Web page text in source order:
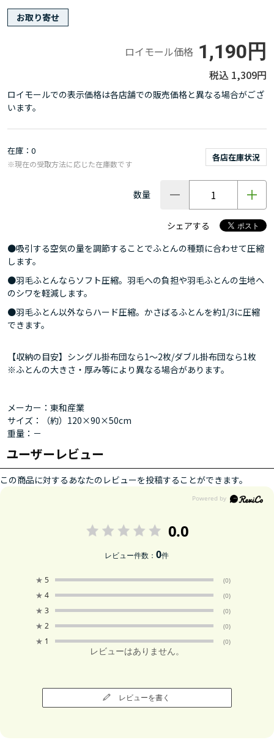
お取り寄せ
ロイモール価格 1,190円
1,309円
ロイモールでの表示価格は各店舗での販売価格と異なる場合がござ
います。
在庫 0
各店在庫状況
※現在の受取方法に応じた在庫数です
数量
シェアする
●吸引する空気の量を調節することでふとんの種類に合わせて圧縮
します。
●羽毛ふとんならソフト圧縮。羽毛への負担や羽毛ふとんの生地へ
のシワを軽減します。
●羽毛ふとん以外ならハード圧縮。かさばるふとんを約1/3に圧縮
できます。
【収納の目安】シングル掛布団なら1～2枚/ダブル掛布団なら1枚
※ふとんの大きさ・厚み等により異なる場合があります。
メーカー：東和産業
サイズ：（約）120×90×50cm
重量：－
ユーザーレビュー
この商品に対するあなたのレビューを投稿することができます。
0.0
レビュー件数：0件
★ 5 (0)
★ 4 (0)
★ 3 (0)
★ 2 (0)
★ 1 (0)
レビューはありません。
レビューを書く